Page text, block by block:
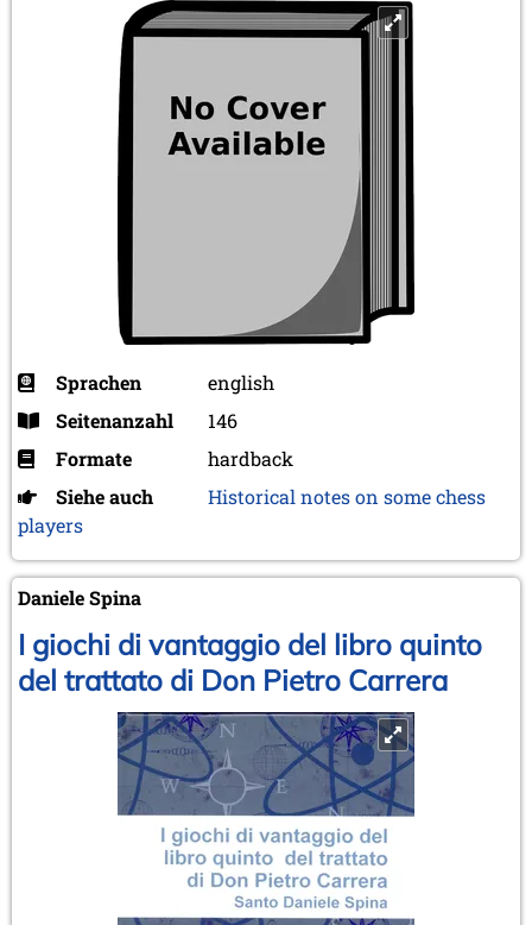
Sprachen
english
Seitenanzahl
146
Formate
hardback
Siehe auch
Historical notes on some chess
players
Daniele Spina
I giochi di vantaggio del libro quinto
del trattato di Don Pietro Carrera